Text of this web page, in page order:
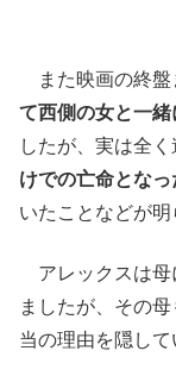
また映画の終盤
て西側の女と一
したが、実は全
けでの亡命となっ
いたことなどが明
アレックスは母
ましたが、その
当の理由を隠して